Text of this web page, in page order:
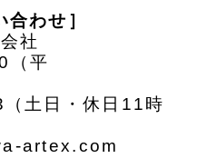
合わせ］
会社
（平
日・休日11時
artex.com